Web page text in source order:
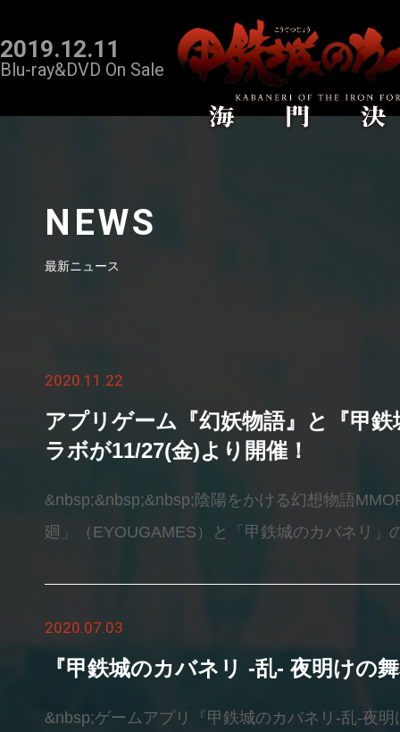
2019.12.11
Blu-ray&DVD On Sale
NEWS
最新ニュース
2020.11.22
アプリゲーム『幻妖物語』と『甲
ラボが11/27(金)より開催！
&nbsp;&nbsp;&nbsp;陰陽をかける幻想物語
廻」（EYOUGAMES）と「甲鉄城のカバネリ」
https://genyo.eyougame.com/activity/kabaneri/ア
（iOS/Android)https://go.onelink.me/18Vf/
2020.07.03
『甲鉄城のカバネリ -乱- 夜明けの
&nbsp;ゲームアプリ『甲鉄城のカバネリ-乱-夜